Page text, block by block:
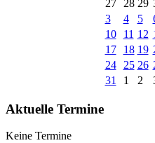
27
28 29
3
4 5
10
11 12
17
18 19
24
25 26
31
1 2
Aktuelle Termine
Keine Termine